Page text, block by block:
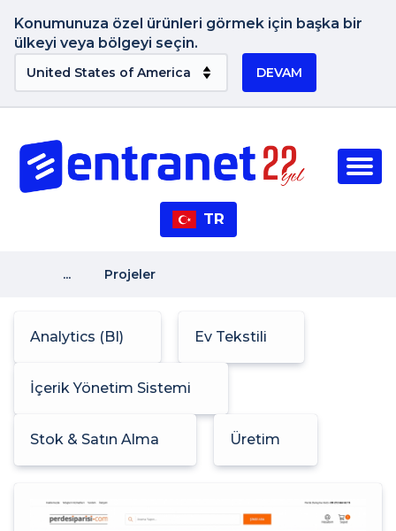
Konumunuza özel ürünleri görmek için başka bir
ülkeyi veya bölgeyi seçin.
DEVAM
TR
... Projeler
Analytics (BI) Ev Tekstili
İçerik Yönetim Sistemi
Stok & Satın Alma Üretim